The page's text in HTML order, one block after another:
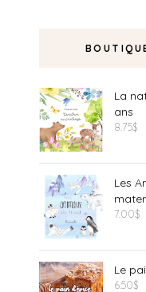
La
ans
8.75$
Les
7.00$
Le
6.50$